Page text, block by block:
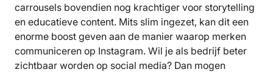
carrousels bovendien nog krachtiger voor storytelling
en educatieve content. Mits slim ingezet, kan dit een
enorme boost geven aan de manier waarop merken
communiceren op Instagram. Wil je als bedrijf beter
zichtbaar worden op social media? Dan mogen